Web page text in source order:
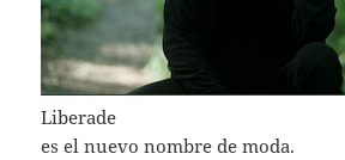
Liberade
es el nuevo nombre de moda.